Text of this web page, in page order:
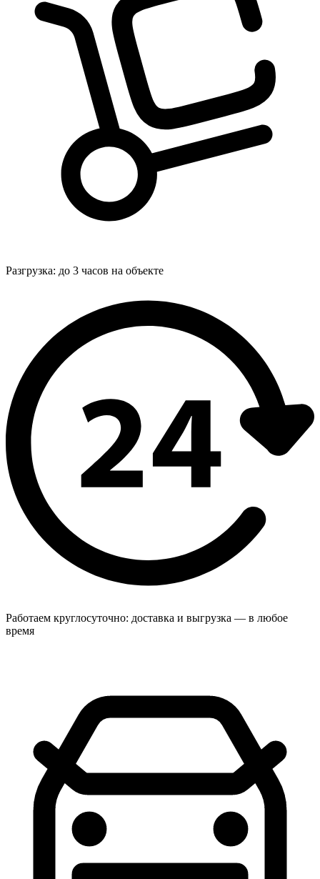
Разгрузка: до 3 часов на объекте
Работаем круглосуточно: доставка и выгрузка — в любое
время